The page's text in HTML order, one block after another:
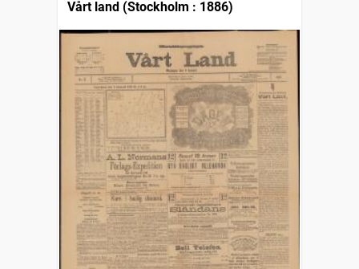
Vårt land (Stockholm : 1886)